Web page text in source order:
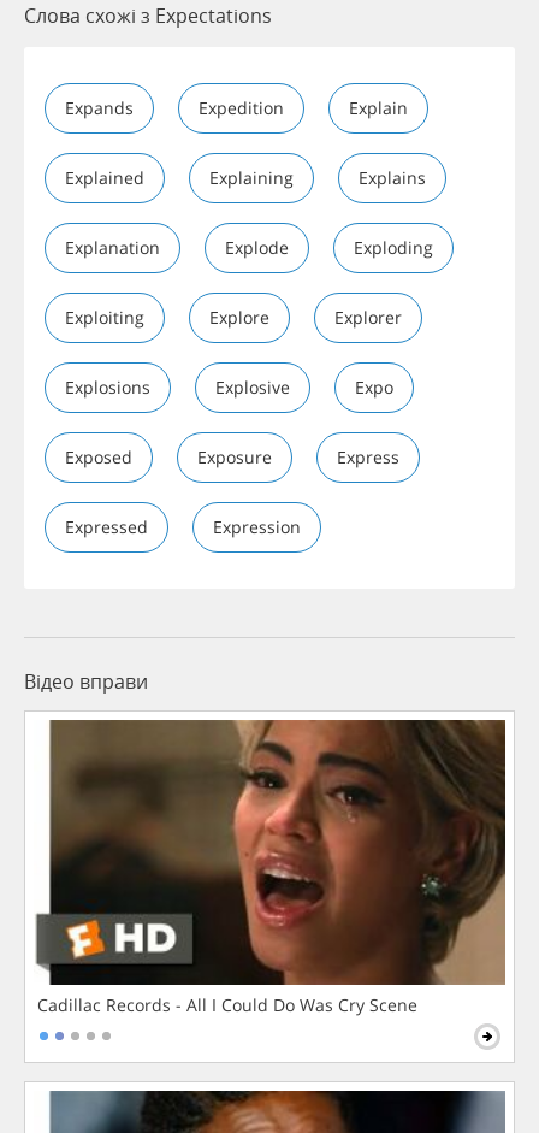
Слова схожі з Expectations
Expands Expedition Explain
Explained Explaining Explains
Explanation Explode Exploding
Exploiting Explore Explorer
Explosions Explosive Expo
Exposed Exposure Express
Expressed Expression
Відео вправи
Cadillac Records - All I Could Do Was Cry Scene